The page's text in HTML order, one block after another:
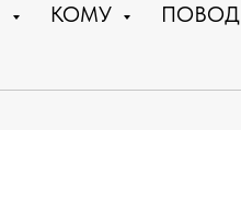
КОМУ ПОВОД